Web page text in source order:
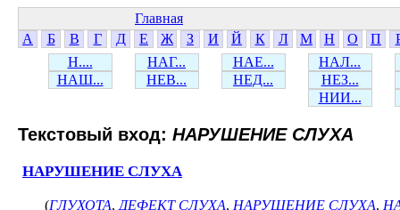
Главная
А
Б В Г Д Е Ж З И Й К Л М Н О П
Н....
НАГ... НАЕ...
НАЛ...
НАШ...
НЕВ... НЕД...
НЕЗ...
НИИ...
Текстовый вход: НАРУШЕНИЕ СЛУХА
НАРУШЕНИЕ СЛУХА
(ГЛУХОТА, ДЕФЕКТ СЛУХА, НАРУШЕНИЕ СЛУХА,